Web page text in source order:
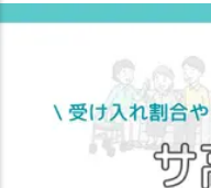
知
方
が